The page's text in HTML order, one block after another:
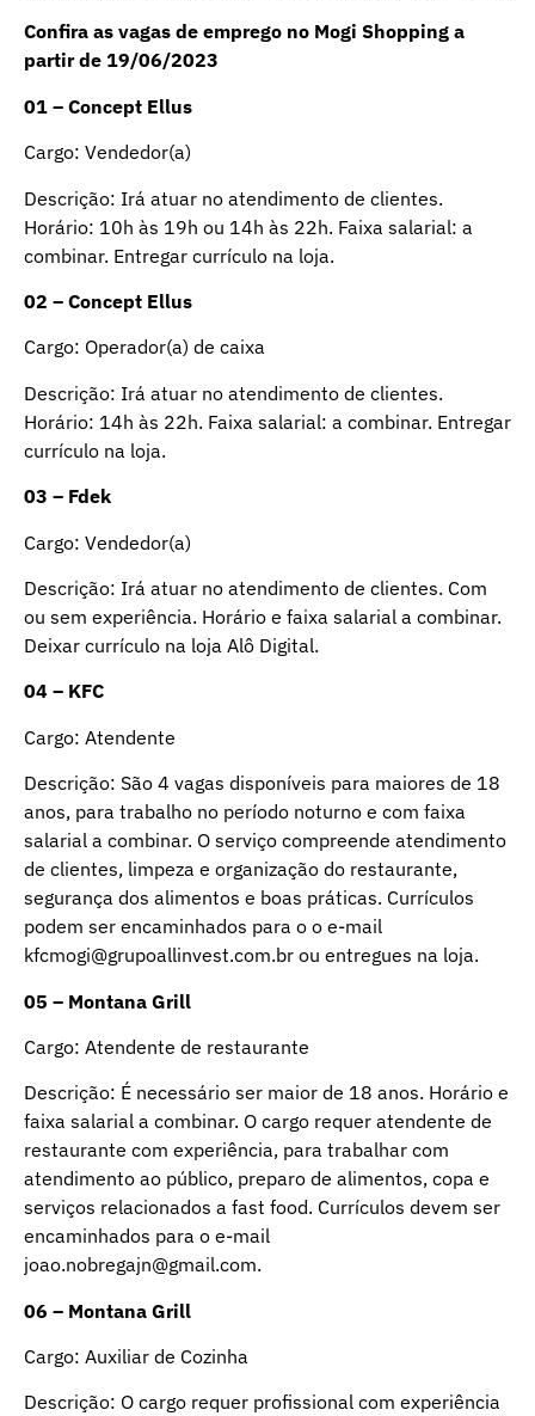
Confira as vagas de emprego no Mogi Shopping a
partir de 19/06/2023
01 – Concept Ellus
Cargo: Vendedor(a)
Descrição: Irá atuar no atendimento de clientes.
Horário: 10h às 19h ou 14h às 22h. Faixa salarial: a
combinar. Entregar currículo na loja.
02 – Concept Ellus
Cargo: Operador(a) de caixa
Descrição: Irá atuar no atendimento de clientes.
Horário: 14h às 22h. Faixa salarial: a combinar. Entregar
currículo na loja.
03 – Fdek
Cargo: Vendedor(a)
Descrição: Irá atuar no atendimento de clientes. Com
ou sem experiência. Horário e faixa salarial a combinar.
Deixar currículo na loja Alô Digital.
04 – KFC
Cargo: Atendente
Descrição: São 4 vagas disponíveis para maiores de 18
anos, para trabalho no período noturno e com faixa
salarial a combinar. O serviço compreende atendimento
de clientes, limpeza e organização do restaurante,
segurança dos alimentos e boas práticas. Currículos
podem ser encaminhados para o o e-mail
kfcmogi@grupoallinvest.com.br ou entregues na loja.
05 – Montana Grill
Cargo: Atendente de restaurante
Descrição: É necessário ser maior de 18 anos. Horário e
faixa salarial a combinar. O cargo requer atendente de
restaurante com experiência, para trabalhar com
atendimento ao público, preparo de alimentos, copa e
serviços relacionados a fast food. Currículos devem ser
encaminhados para o e-mail
joao.nobregajn@gmail.com.
06 – Montana Grill
Cargo: Auxiliar de Cozinha
Descrição: O cargo requer profissional com experiência